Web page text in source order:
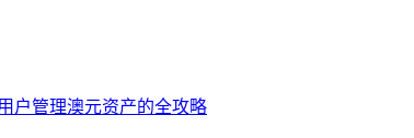
户管理澳元资产的全攻略